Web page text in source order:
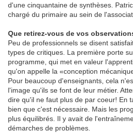
d'une cinquantaine de synthèses.
chargé du primaire au sein de
Que retirez-vous de vos
Peu de professionnels se disent
types de critiques. La première porte
programme, qui met en valeur
qu'on appelle la «conception
Pour beaucoup d'enseignants, cela
l'image qu'ils se font de leur métier.
dire qu'il ne faut plus de par coeur! En
bien que c'est nécessaire. Mais les
plus équilibrés. Il y avait de
démarches de problèmes.